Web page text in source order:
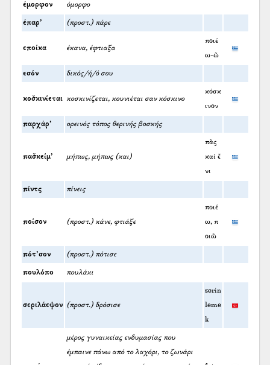
έμορφον όμορφο
έπαρ’ (προστ.) πάρε
εποίκα έκανα, έφτιαξα
ποιέ
ω-ῶ
εσόν δικός/ή/ό σου
κοσ̌κινίεται κοσκινίζεται, κουνιέται σαν κόσκινο
κόσκ
ινον
παρχάρ’ ορεινός τόπος θερινής βοσκής
πασ̌κείμ’ μήπως, μήπως (και)
πᾶς
καί ἔ
νι
πίντς πίνεις
ποίσον (προστ.) κάνε, φτιάξε
ποιέ
ω, π
οιῶ
πότ’σον (προστ.) πότισε
πουλόπο πουλάκι
σεριλάεψον (προστ.) δρόσισε
serin
leme
k
μέρος γυναικείας ενδυμασίας που
έμπαινε πάνω από το λαχόρι, το ζωνάρι